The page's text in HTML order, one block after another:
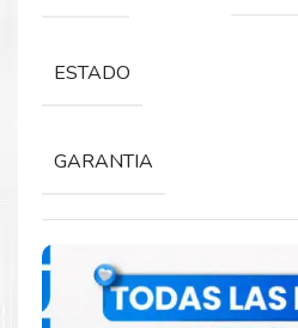
Negro 9,000 Páginas y
Comprar Kit Toner
VersaLink
ESTADO
GARANTIA